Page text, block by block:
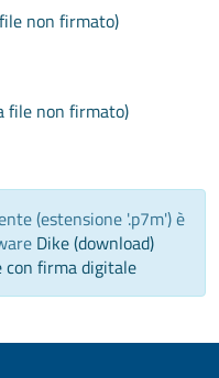
non firmato)
file non firmato)
(estensione '.p7m') è
Dike (download)
firma digitale